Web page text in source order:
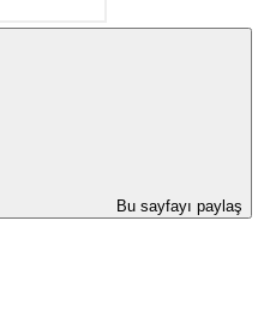
Bu sayfayı paylaş